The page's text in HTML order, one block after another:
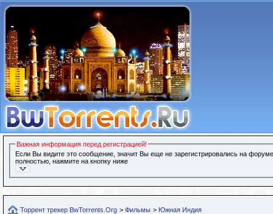
Важная информация перед регистрацией!
Если Вы видите это сообщение, значит Вы еще не зарегистрировались на
полностью, нажмите на кнопку ниже
Торрент трекер BwTorrents.Org > Фильмы > Южная Индия